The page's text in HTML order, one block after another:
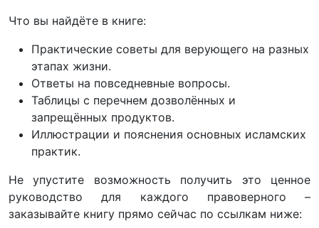
Что вы найдёте в книге:
Практические советы для верующего на разных
этапах жизни.
Ответы на повседневные вопросы.
Таблицы с перечнем дозволённых и
запрещённых продуктов.
Иллюстрации и пояснения основных исламских
практик.
Не упустите возможность получить это ценное
руководство для каждого правоверного –
заказывайте книгу прямо сейчас по ссылкам ниже: